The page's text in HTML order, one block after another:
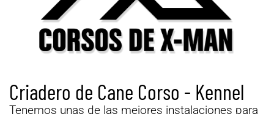
Criadero de Cane Corso - Kennel
Tenemos unas de las mejores instalaciones para